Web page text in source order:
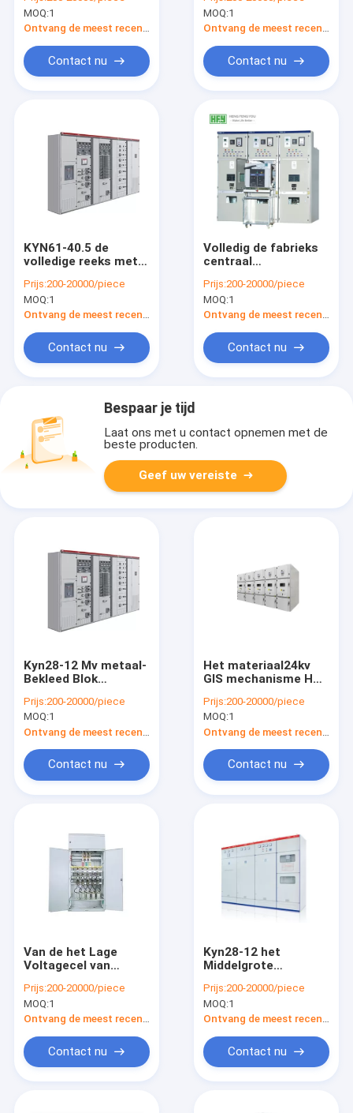
MOQ:1
Contact nu
verwijderbaar midden
de schakelaarkabinet
kabinets10kv
hoogspanning
MOQ:1
Contact nu
KYN61-40.5 de
volledige reeks met
schakelaarkabinet
van het
elektrokabinet van
metaalmateriaal van
het controlekabinet
Prijs:200-20000/piece
MOQ:1
Ontvang de meest recente Prijs
Contact nu
Volledig de fabrieks
centraal
hoog voltage met
hoog voltage van het
mechanismekyn28a-
Prijs:200-20000/piece
MOQ:1
Ontvang de meest recente Prijs
Contact nu
Bespaar je tijd
Laat ons met u contact opnemen met de
beste producten.
Geef uw vereiste
Kyn28-12 Mv metaal-
Bekleed Blok
Mechanisme
Prijs:200-20000/piece
MOQ:1
Contact nu
Het materiaal24kv
GIS mechanisme HP-
machtsdistributie
Prijs:200-20000/piece
MOQ:1
Contact nu
Van de het Lage
Voltagecel van
Mechanisme van het
de
Elektromachtsmateriaal
Prijs:200-20000/piece
MOQ:1
Ontvang de meest recente Prijs
Contact nu
Kyn28-12 het
Middelgrote
Voltage metaal-
Beklede Blokset voor
het Secundaire
Conpuct
Prijs:200-20000/piece
MOQ:1
Ontvang de meest recente Prijs
Contact nu